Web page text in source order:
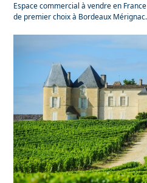
Espace commercial à vendre en
de premier choix à Bordeaux